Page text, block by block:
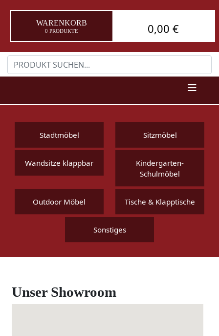
WARENKORB
0 PRODUKTE 0,00 €
Stadtmöbel Sitzmöbel
Wandsitze klappbar
Kindergarten-
Schulmöbel
Outdoor Möbel Tische & Klapptische
Sonstiges
Unser Showroom